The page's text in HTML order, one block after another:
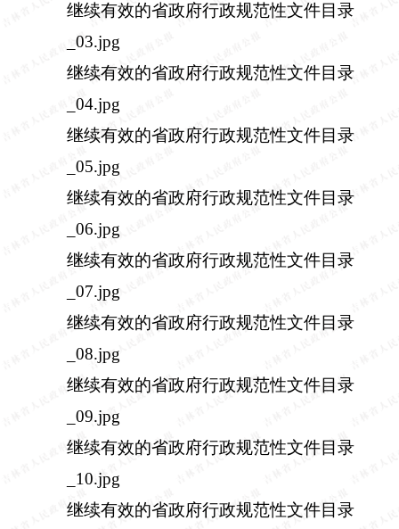
继续有效的省政府行政规范性文件目录
_03.jpg
继续有效的省政府行政规范性文件目录
_04.jpg
继续有效的省政府行政规范性文件目录
_05.jpg
继续有效的省政府行政规范性文件目录
_06.jpg
继续有效的省政府行政规范性文件目录
_07.jpg
继续有效的省政府行政规范性文件目录
_08.jpg
继续有效的省政府行政规范性文件目录
_09.jpg
继续有效的省政府行政规范性文件目录
_10.jpg
继续有效的省政府行政规范性文件目录